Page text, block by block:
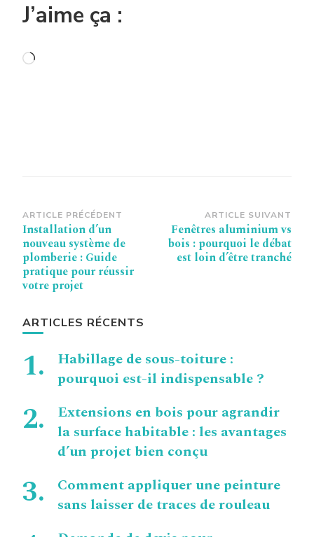
J’aime ça :
Chargement…
Navigation
d’article
ARTICLE PRÉCÉDENT
Installation d’un
nouveau système de
plomberie : Guide
pratique pour réussir
votre projet
ARTICLE SUIVANT
Fenêtres aluminium vs
bois : pourquoi le débat
est loin d’être tranché
ARTICLES RÉCENTS
Habillage de sous-toiture :
pourquoi est-il indispensable ?
Extensions en bois pour agrandir
la surface habitable : les avantages
d’un projet bien conçu
Comment appliquer une peinture
sans laisser de traces de rouleau